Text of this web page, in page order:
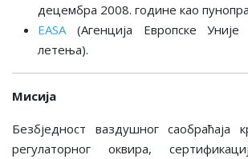
децембра 2008. године као
EASA (Агенција Европске Уније
летења).
Мисија
Безбједност ваздушног саобраћаја
регулаторног оквира,